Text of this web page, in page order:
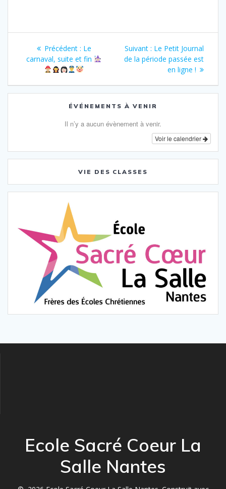
Navigation
de
l’article
Précédent : Article
précédent
:
Le
carnaval, suite et fin
Suivant : Article
suivant
Le Petit Journal
de la période passée est
en ligne !
ÉVÉNEMENTS À VENIR
Il n’y a aucun évènement à venir.
Voir le calendrier
VIE DES CLASSES
Ecole Sacré Coeur La
Salle Nantes